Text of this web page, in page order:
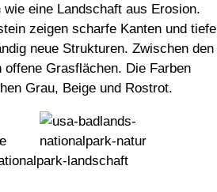
eine Landschaft aus Erosion.
zeigen scharfe Kanten und tiefe
neue Strukturen. Zwischen den
offene Grasflächen. Die Farben
Grau, Beige und Rostrot.